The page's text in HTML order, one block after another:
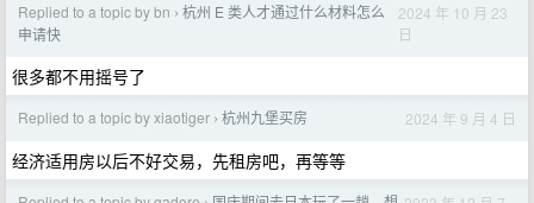
Replied to a topic by bn › 杭州 E 类人才通过什么材料怎么
申请快
2024 年 10 月 23
日
很多都不用摇号了
Replied to a topic by xiaotiger › 杭州九堡买房 2024 年 9 月 4 日
经济适用房以后不好交易，先租房吧，再等等